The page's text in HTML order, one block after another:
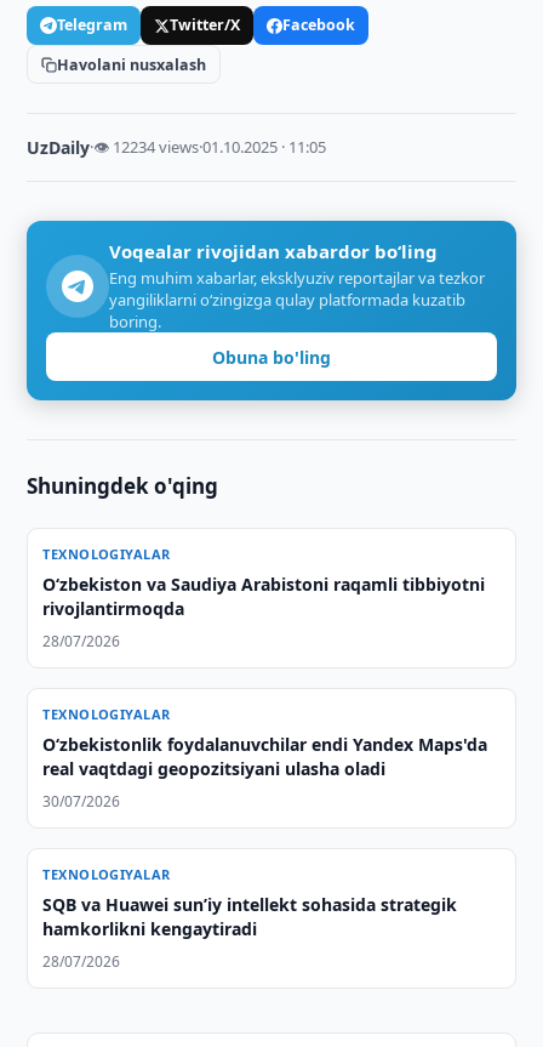
Telegram Twitter/X
Facebook
Havolani nusxalash
UzDaily·👁 12234 views·01.10.2025 · 11:05
Voqealar rivojidan xabardor bo‘ling
Eng muhim xabarlar, eksklyuziv reportajlar va tezkor
yangiliklarni o‘zingizga qulay platformada kuzatib
boring.
Obuna bo'ling
Shuningdek o'qing
TEXNOLOGIYALAR
Oʻzbekiston va Saudiya Arabistoni raqamli tibbiyotni
rivojlantirmoqda
28/07/2026
TEXNOLOGIYALAR
O‘zbekistonlik foydalanuvchilar endi Yandex Maps'da
real vaqtdagi geopozitsiyani ulasha oladi
30/07/2026
TEXNOLOGIYALAR
SQB va Huawei sun’iy intellekt sohasida strategik
hamkorlikni kengaytiradi
28/07/2026